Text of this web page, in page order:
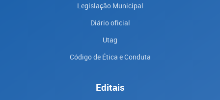
Legislação Municipal
Diário oficial
Utag
Código de Ética e Conduta
Editais